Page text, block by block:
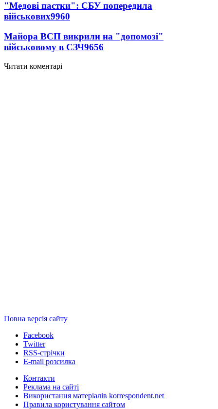
"Медові пастки": СБУ попередила
військових9960
Майора ВСП викрили на "допомозі"
військовому в СЗЧ9656
Читати коментарі
Повна версія сайту
Facebook
Twitter
RSS-стрічки
E-mail розсилка
Контакти
Реклама на сайті
Використання матеріалів korrespondent.net
Правила користування сайтом